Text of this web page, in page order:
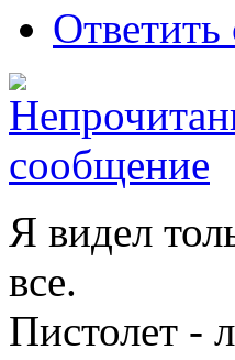
Ответить
Я видел
все.
Пистолет -